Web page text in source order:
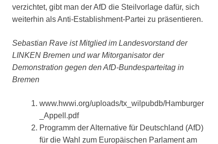
verzichtet, gibt man der AfD die Steilvorlage dafür, sich
weiterhin als Anti-Establishment-Partei zu präsentieren.
Sebastian Rave ist Mitglied im Landesvorstand der
LINKEN Bremen und war Mitorganisator der
Demonstration gegen den AfD-Bundesparteitag in
Bremen
www.hwwi.org/uploads/tx_wilpubdb/Hamburger
_Appell.pdf
Programm der Alternative für Deutschland (AfD)
für die Wahl zum Europäischen Parlament am